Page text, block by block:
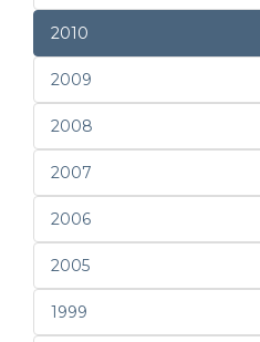
2010
2009
2008
2007
2006
2005
1999